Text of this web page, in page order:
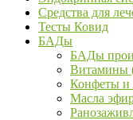
Средства для
Тесты Ковид
БАДы
БАДы
Витамины
Конфеты и
Масла